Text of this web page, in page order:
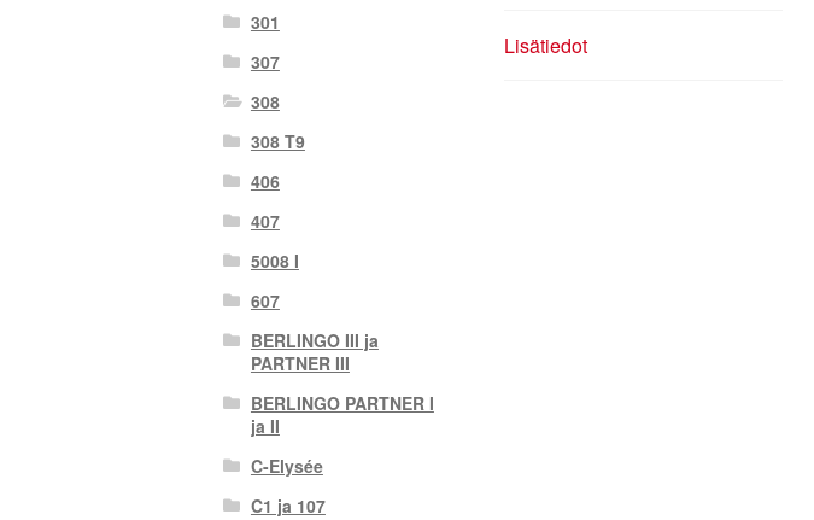
Lisätiedot
301
307
308
308 T9
406
407
5008 I
607
BERLINGO III ja
PARTNER III
BERLINGO PARTNER I
ja II
C-Elysée
C1 ja 107